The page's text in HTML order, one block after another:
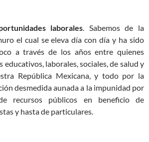
laborales. Sabemos de la
el cual se eleva día con día y ha sido
a través de los años entre quienes
educativos, laborales, sociales, de salud y
República Mexicana, y todo por la
desmedida aunada a la impunidad por
recursos públicos en beneficio de
y hasta de particulares.